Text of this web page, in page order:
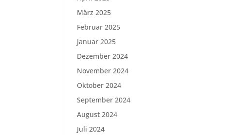
März 2025
Februar 2025
Januar 2025
Dezember 2024
November 2024
Oktober 2024
September 2024
August 2024
Juli 2024